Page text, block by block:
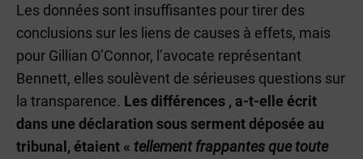
Les données sont insuffisantes pour tirer des
conclusions sur les liens de causes à effets, mais
pour Gillian O’Connor, l’avocate représentant
Bennett, elles soulèvent de sérieuses questions sur
la transparence. Les différences , a-t-elle écrit
dans une déclaration sous serment déposée au
tribunal, étaient « tellement frappantes que toute